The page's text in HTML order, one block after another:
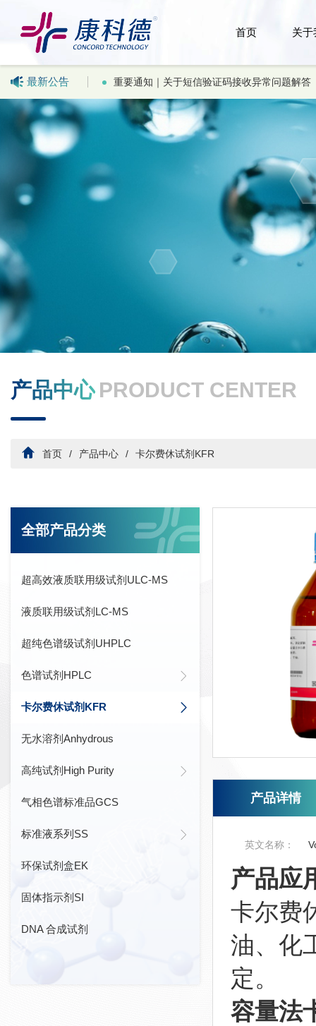
首页 关于
最新公告 重要通知｜关于短信验证码接收异常问题解答
产品中心 PRODUCT CENTER
首页 产品中心 卡尔费休试剂KFR
全部产品分类
超高效液质联用级试剂ULC-MS
液质联用级试剂LC-MS
超纯色谱级试剂UHPLC
色谱试剂HPLC
卡尔费休试剂KFR
无水溶剂Anhydrous
高纯试剂High Purity
气相色谱标准品GCS
标准液系列SS
环保试剂盒EK
固体指示剂SI
DNA 合成试剂
产品详情
英文名称：
产品应
卡尔费
油、化
定。
容量法